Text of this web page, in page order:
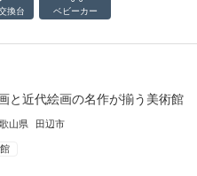
換台 ベビーカー
と近代絵画の名作が揃う美術館
山県 田辺市